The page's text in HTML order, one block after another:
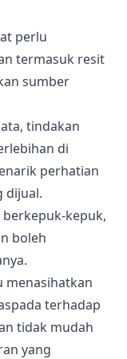
perlu
termasuk resit
sumber
tindakan
di
perhatian
dijual.
kepuk,
boleh
menasihatkan
terhadap
tidak mudah
yang